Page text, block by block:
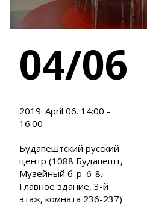
04/06
2019. April 06. 14:00 -
16:00
Будапештский русский
центр (1088 Будапешт,
Музейный б-р. 6-8.
Главное здание, 3-й
этаж, комната 236-237)